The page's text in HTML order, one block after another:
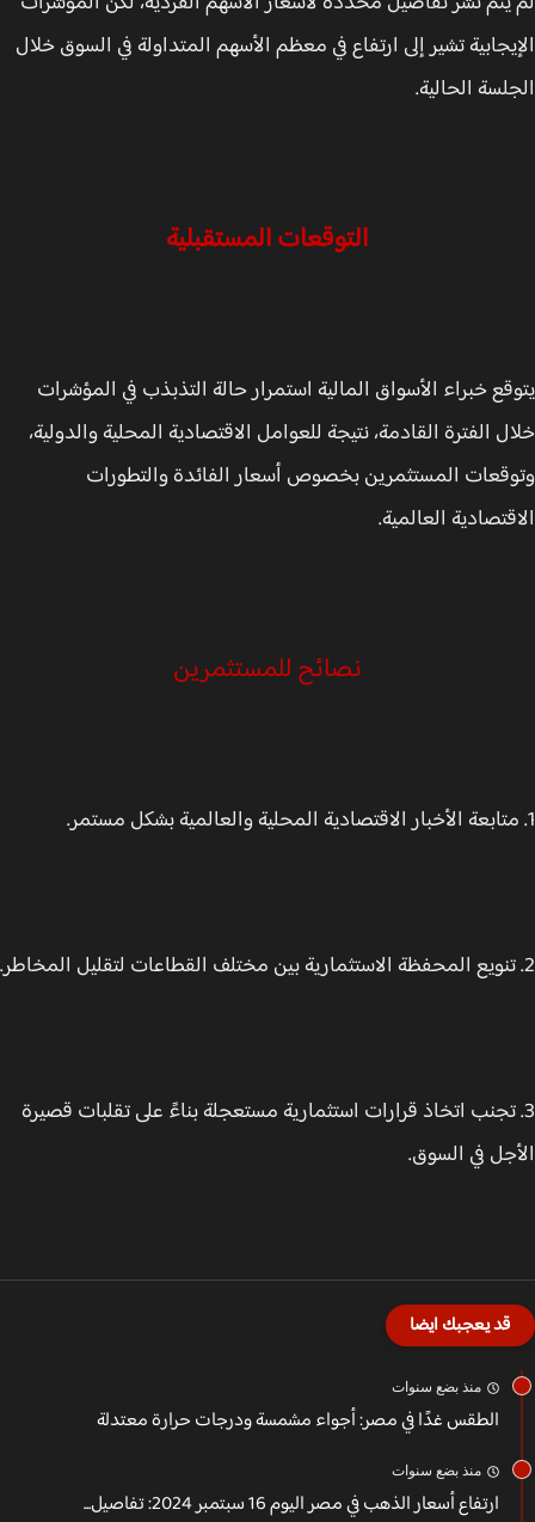
تشير إلى ارتفاع في معظم الأسهم المتداولة في السوق خلال
الحالية.
التوقعات المستقبلية
خبراء الأسواق المالية استمرار حالة التذبذب في المؤشرات
الفترة القادمة، نتيجة للعوامل الاقتصادية المحلية والدولية،
المستثمرين بخصوص أسعار الفائدة والتطورات
العالمية.
نصائح للمستثمرين
تجنب اتخاذ قرارات استثمارية مستعجلة بناءً على تقلبات قصيرة
في السوق.
قد يعجبك ايضا
منذ بضع سنوات
الطقس غدًا في مصر: أجواء مشمسة ودرجات حرارة معتدلة
منذ بضع سنوات
ارتفاع أسعار الذهب في مصر اليوم 16 سبتمبر 2024: تفاصيل...